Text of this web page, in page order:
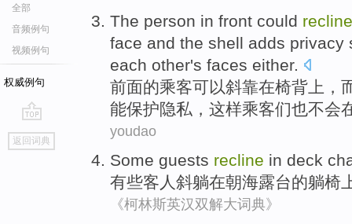
全部
音频例句
视频例句
权威例句
go
top
返回词典
The person in front could recline
face and the shell adds privacy
each other's faces either.
前面的乘客可以斜靠在椅背上，
能保护隐私 ， 这样乘客们也不会
youdao
Some guests recline in deck
有些客人 斜躺在朝海露台的躺椅
《柯林斯英汉双解大词典》